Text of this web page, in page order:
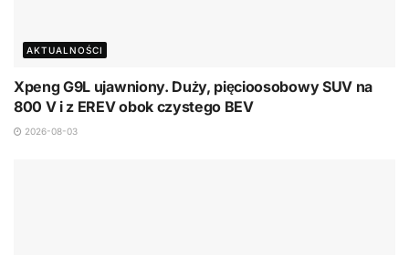
AKTUALNOŚCI
Xpeng G9L ujawniony. Duży, pięcioosobowy SUV na
800 V i z EREV obok czystego BEV
2026-08-03